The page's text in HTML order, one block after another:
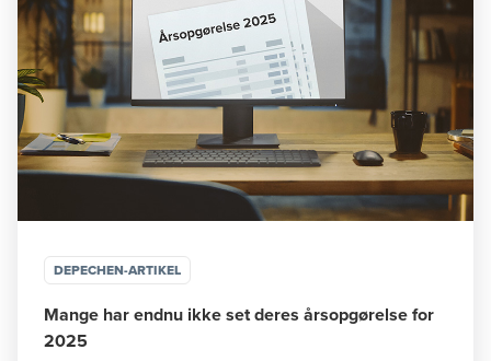
DEPECHEN-ARTIKEL
Mange har endnu ikke set deres årsopgørelse for
2025